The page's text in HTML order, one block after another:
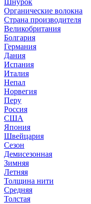
Шнурок
Органические волокна
Страна производителя
Великобритания
Болгария
Германия
Дания
Испания
Италия
Непал
Норвегия
Перу
Россия
США
Япония
Швейцария
Сезон
Демисезонная
Зимняя
Летняя
Толщина нити
Средняя
Толстая